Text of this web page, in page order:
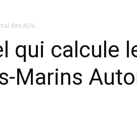
Robotics
des AUV...
qui calcule
Marins